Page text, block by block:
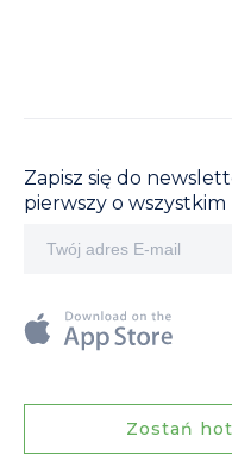
Zapisz się do
pierwszy o wszystkim
Zostań